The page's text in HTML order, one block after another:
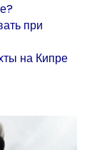
при
на Кипре